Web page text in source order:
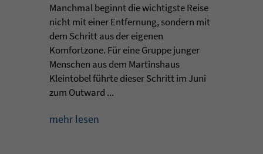
Manchmal beginnt die wichtigste Reise
nicht mit einer Entfernung, sondern mit
dem Schritt aus der eigenen
Komfortzone. Für eine Gruppe junger
Menschen aus dem Martinshaus
Kleintobel führte dieser Schritt im Juni
zum Outward ...
mehr lesen